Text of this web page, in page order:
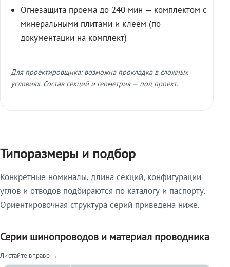
Огнезащита проёма до 240 мин — комплектом с
минеральными плитами и клеем (по
документации на комплект)
Для проектировщика: возможна прокладка в сложных
условиях. Состав секций и геометрия — под проект.
Типоразмеры и подбор
Конкретные номиналы, длина секций, конфигурации
углов и отводов подбираются по каталогу и паспорту.
Ориентировочная структура серий приведена ниже.
Серии шинопроводов и материал проводника
Листайте вправо →